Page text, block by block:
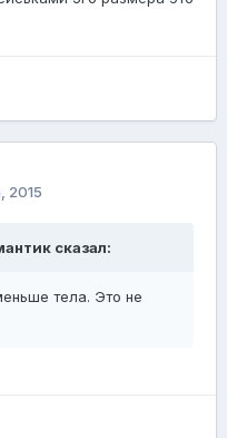
2015
сказал:
тела. Это не